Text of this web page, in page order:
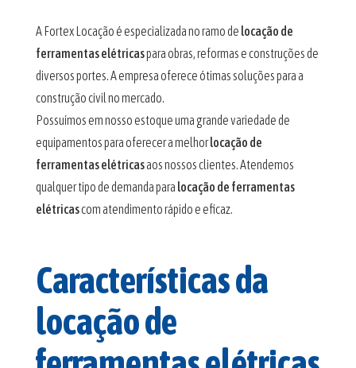
A Fortex Locação é especializada no ramo de locação de
ferramentas elétricaspara obras, reformas e construções de
diversos portes. A empresa oferece ótimas soluções para a
construção civil no mercado.
Possuímos em nosso estoque uma grande variedade de
equipamentos para oferecer a melhorlocação de
ferramentas elétricasaos nossos clientes. Atendemos
qualquer tipo de demanda para locação de ferramentas
elétricascom atendimento rápido e eficaz.
Características da
locação de